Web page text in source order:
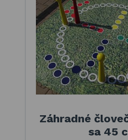
Záhradné
sa 45